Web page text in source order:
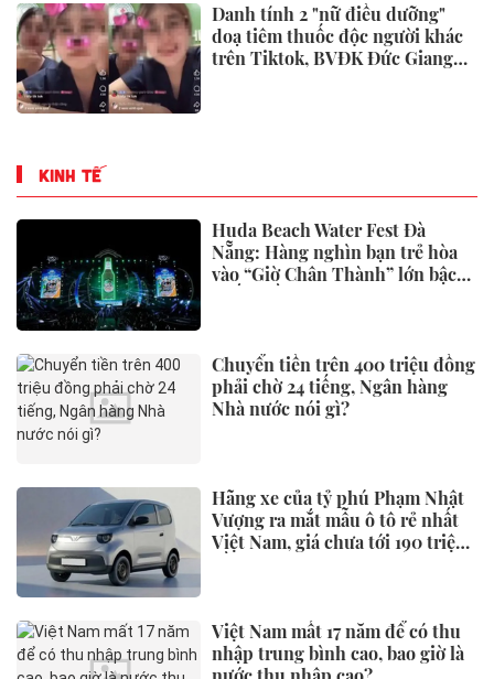
Danh tính 2 "nữ điều dưỡng"
doạ tiêm thuốc độc người khác
trên Tiktok, BVĐK Đức Giang
KINH TẾ
Huda Beach Water Fest Đà
Nẵng: Hàng nghìn bạn trẻ hòa
vào “Giờ Chân Thành” lớn bậc
Chuyển tiền trên 400 triệu đồng
phải chờ 24 tiếng, Ngân hàng
Nhà nước nói gì?
Hãng xe của tỷ phú Phạm Nhật
Vượng ra mắt mẫu ô tô rẻ nhất
Việt Nam, giá chưa tới 190 triệu
Việt Nam mất 17 năm để có thu
nhập trung bình cao, bao giờ là